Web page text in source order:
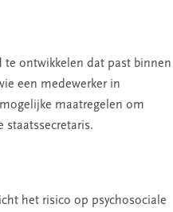
te ontwikkelen dat past binnen
een medewerker in
maatregelen om
staatssecretaris.
het risico op psychosociale